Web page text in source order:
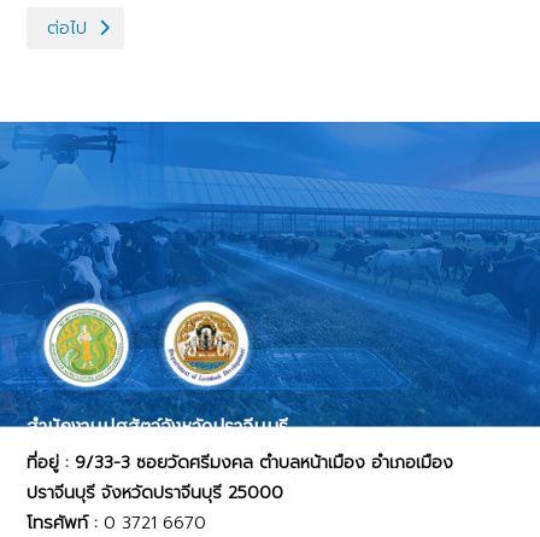
เนื้อหาถัดไป: วันสถาปนากรมปศุสัตว์ ก้าวสู่ปีที่ 84 เปิดตัว “DLD e-
ต่อไป
สำนักงานปศุสัตว์จังหวัดปราจีนบุรี
ที่อยู่ : 9/33-3 ซอยวัดศรีมงคล ตำบลหน้าเมือง อำเภอเมือง
ปราจีนบุรี จังหวัดปราจีนบุรี 25000
โทรศัพท์ : 0 3721 6670